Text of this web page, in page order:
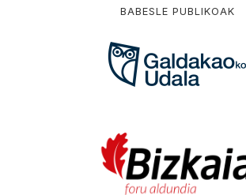
BABESLE PUBLIKOAK